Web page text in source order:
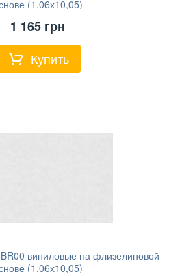
(1,06х10,05)
1 165 грн
Купить
виниловые на флизелиновой
(1,06х10,05)